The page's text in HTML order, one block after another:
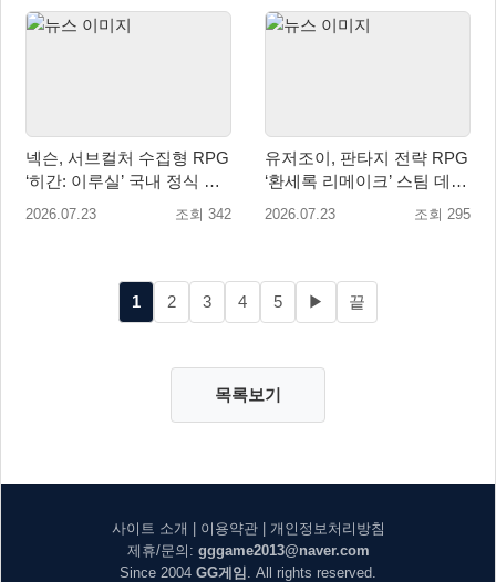
넥슨, 서브컬처 수집형 RPG
‘히간: 이루실’ 국내 정식 출
시
2026.07.23 조회 342
유저조이, 판타지 전략 RPG
‘환세록 리메이크’ 스팀 데모
무료 배포
2026.07.23 조회 295
1 2 3 4 5 ▶ 끝
목록보기
사이트 소개 이용약관| 개인정보처리방침
제휴/문의: gggame2013@naver.com
Since 2004 GG게임 . All rights reserved.